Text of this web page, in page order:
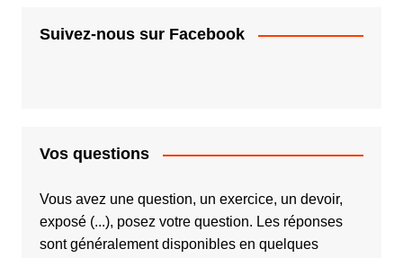
Suivez-nous sur Facebook
Vos questions
Vous avez une question, un exercice, un devoir,
exposé (...), posez votre question. Les réponses
sont généralement disponibles en quelques